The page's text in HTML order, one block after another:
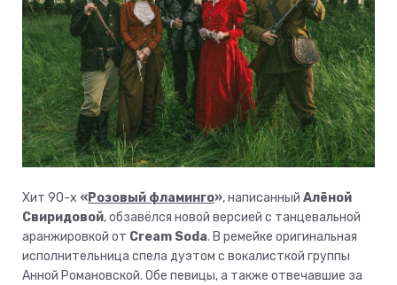
Хит 90-х «Розовый фламинго», написанный Алёной
Свиридовой, обзавёлся новой версией с танцевальной
аранжировкой от Cream Soda. В ремейке оригинальная
исполнительница спела дуэтом с вокалисткой группы
Анной Романовской. Обе певицы, а также отвечавшие за